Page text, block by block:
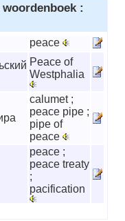
:
peace
Peace of
Westphalia
calumet ;
peace pipe ;
pipe of
peace
peace ;
peace treaty
;
pacification